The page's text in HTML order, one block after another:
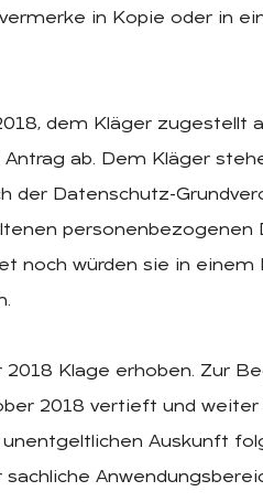
in Kopie oder in
dem Kläger zugestellt
ab. Dem Kläger
der Datenschutz-
personenbezogenen
noch würden sie in
Klage erhoben. Zur
2018 vertieft und
Auskunft
sachliche